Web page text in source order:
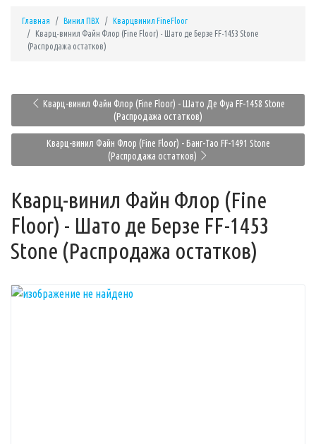
Главная Винил ПВХ
Кварцвинил FineFloor
Кварц-винил Файн Флор (Fine Floor) - Шато де Берзе FF-1453 Stone
(Распродажа остатков)
Кварц-винил Файн Флор (Fine Floor) - Шато Де Фуа FF-1458 Stone
(Распродажа остатков)
Кварц-винил Файн Флор (Fine Floor) - Банг-Тао FF-1491 Stone
(Распродажа остатков)
Кварц-винил Файн Флор (Fine
Floor) - Шато де Берзе FF-1453
Stone (Распродажа остатков)